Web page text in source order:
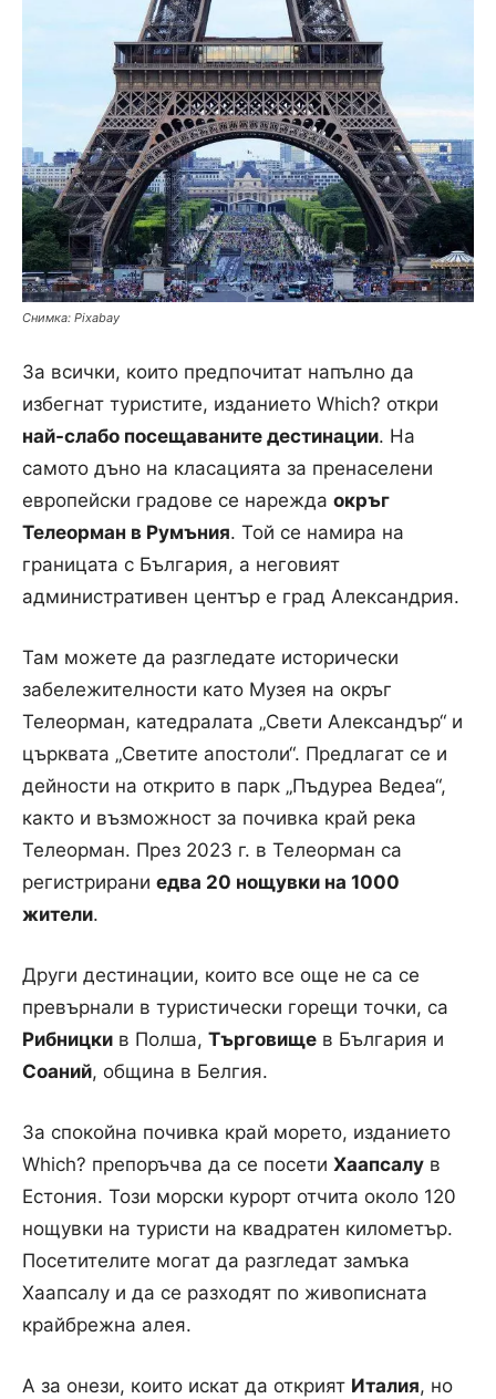
Снимка: Pixabay
За всички, които предпочитат напълно да
избегнат туристите, изданието Which? откри
най-слабо посещаваните дестинации. На
самото дъно на класацията за пренаселени
европейски градове се нарежда окръг
Телеорман в Румъния. Той се намира на
границата с България, а неговият
административен център е град Александрия.
Там можете да разгледате исторически
забележителности като Музея на окръг
Телеорман, катедралата „Свети Александър“ и
църквата „Светите апостоли“. Предлагат се и
дейности на открито в парк „Пъдуреа Ведеа“,
както и възможност за почивка край река
Телеорман. През 2023 г. в Телеорман са
регистрирани едва 20 нощувки на 1000
жители.
Други дестинации, които все още не са се
превърнали в туристически горещи точки, са
Рибницки в Полша, Търговище в България и
Соаний, община в Белгия.
За спокойна почивка край морето, изданието
Which? препоръчва да се посети Хаапсалу в
Естония. Този морски курорт отчита около 120
нощувки на туристи на квадратен километър.
Посетителите могат да разгледат замъка
Хаапсалу и да се разходят по живописната
крайбрежна алея.
А за онези, които искат да открият Италия, но